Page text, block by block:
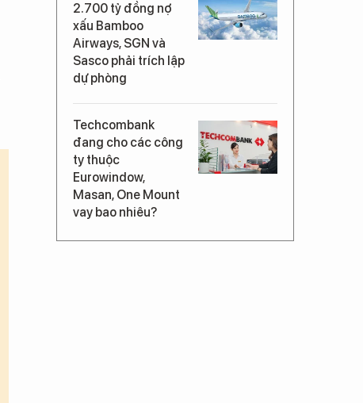
2.700 tỷ đồng nợ
xấu Bamboo
Airways, SGN và
Sasco phải trích lập
dự phòng
Techcombank
đang cho các công
ty thuộc
Eurowindow,
Masan, One Mount
vay bao nhiêu?